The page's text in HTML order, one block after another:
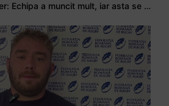
Stejarul Logan Weidner: Echipa a muncit mult, iar asta se va vedea în meciurile de la Nations Cup